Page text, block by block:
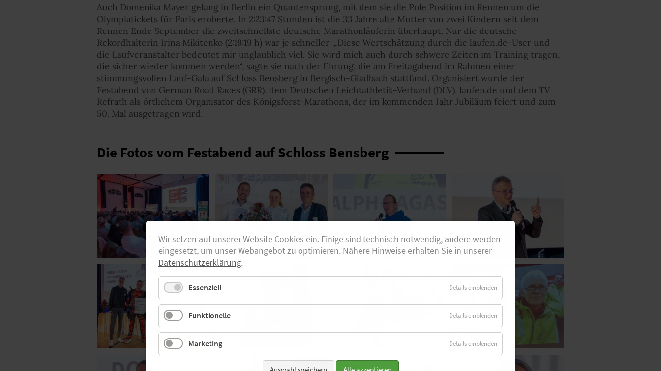
Auch Domenika Mayer gelang in Berlin ein Quantensprung, mit dem sie die Pole Position im Rennen um die
Olympiatickets für Paris eroberte. In 2:23:47 Stunden ist die 33 Jahre alte Mutter von zwei Kindern seit dem
Rennen Ende September die zweitschnellste deutsche Marathonläuferin überhaupt. Nur die deutsche
Rekordhalterin Irina Mikitenko (2:19:19 h) war je schneller. „Diese Wertschätzung durch die laufen.de-User und
die Laufveranstalter bedeutet mir unglaublich viel. Sie wird mich auch durch schwere Zeiten im Training tragen,
die sicher wieder kommen werden“, sagte sie nach der Ehrung, die am Freitagabend im Rahmen einer
stimmungsvollen Lauf-Gala auf Schloss Bensberg in Bergisch-Gladbach stattfand. Organisiert wurde der
Festabend von German Road Races (GRR), dem Deutschen Leichtathletik-Verband (DLV), laufen.de und dem TV
Refrath als örtlichem Organisator des Königsforst-Marathons, der im kommenden Jahr Jubiläum feiert und zum
50. Mal ausgetragen wird.
Die Fotos vom Festabend auf Schloss Bensberg
Wir setzen auf unserer Website Cookies ein. Einige sind technisch notwendig, andere werden
eingesetzt, um unser Webangebot zu optimieren. Nähere Hinweise erhalten Sie in unserer
Datenschutzerklärung.
Essenziell Details einblenden
Funktionelle Details einblenden
Marketing Details einblenden